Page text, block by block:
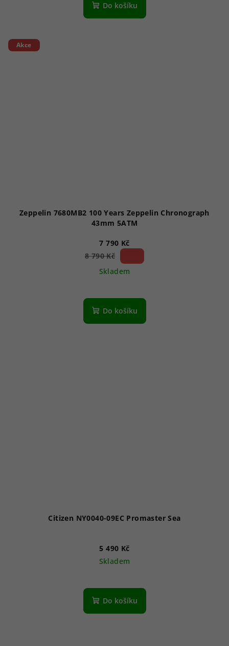
Do košíku
Akce
Zeppelin 7680MB2 100 Years Zeppelin Chronograph
43mm 5ATM
7 790 Kč
8 790 Kč
Skladem
Do košíku
Citizen NY0040-09EC Promaster Sea
5 490 Kč
Skladem
hodnocení
produktu
Do košíku